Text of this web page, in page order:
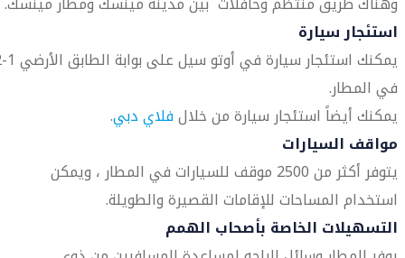
استئجار سيارة
يمكنك
في المطار.
يمكنك أيضاً استئجار سيارة من خلالفلاي دبي.
مواقف السيارات
يتوفر أكثر من 2500 موقف للسيارات في المطار ، ويمكن
استخدام المساحات للإقامات القصيرة والطويلة.
التسهيلات الخاصة بأصحاب الهمم